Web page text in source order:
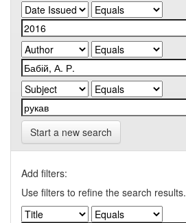
Start a new search
Add filters:
Use filters to refine the search results.